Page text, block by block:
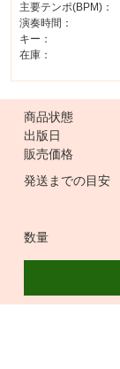
主要テンポ(BPM)：
演奏時間：
キー：
在庫：
商品状態
出版日
販売価格
発送までの目安
数量